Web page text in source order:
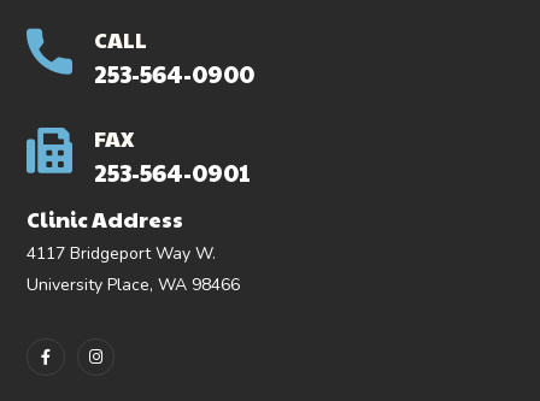
CALL
253-564-0900
FAX
253-564-0901
Clinic Address
4117 Bridgeport Way W.
University Place, WA 98466